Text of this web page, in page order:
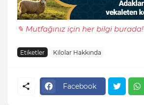
✎ Mutfağınız için her bilgi burada!
Etiketler Kilolar Hakkında
Facebook